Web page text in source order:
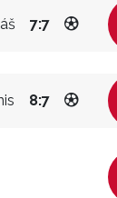
7:7
8:7